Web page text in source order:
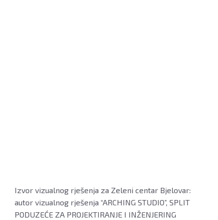
Izvor vizualnog rješenja za Zeleni centar Bjelovar:
autor vizualnog rješenja “ARCHING STUDIO”, SPLIT
PODUZEĆE ZA PROJEKTIRANJE I INŽENJERING